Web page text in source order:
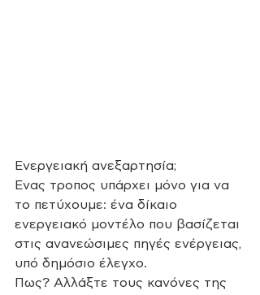
Ενεργειακή ανεξαρτησία;
Ενας τροπος υπάρχει μόνο για να
το πετύχουμε: ένα δίκαιο
ενεργειακό μοντέλο που βασίζεται
στις ανανεώσιμες πηγές ενέργειας,
υπό δημόσιο έλεγχο.
Πως? Αλλάξτε τους κανόνες της